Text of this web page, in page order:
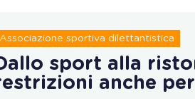
Associazione sportiva dilettantistica
sport alla
anche